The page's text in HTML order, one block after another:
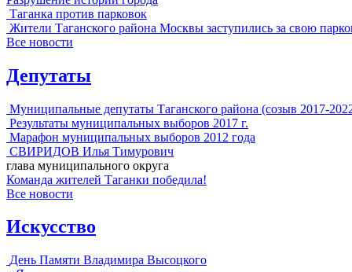
Таганка против парковок
Жители Таганского района Москвы заступились за свою
Все новости
Депутаты
Муниципальные депутаты Таганского района (созыв 2017-
Результаты муниципальных выборов 2017 г.
Марафон муниципальных выборов 2012 года
СВИРИДОВ Илья Тимурович
глава муниципального округа
Команда жителей Таганки победила!
Все новости
Искусство
День Памяти Владимира Высоцкого